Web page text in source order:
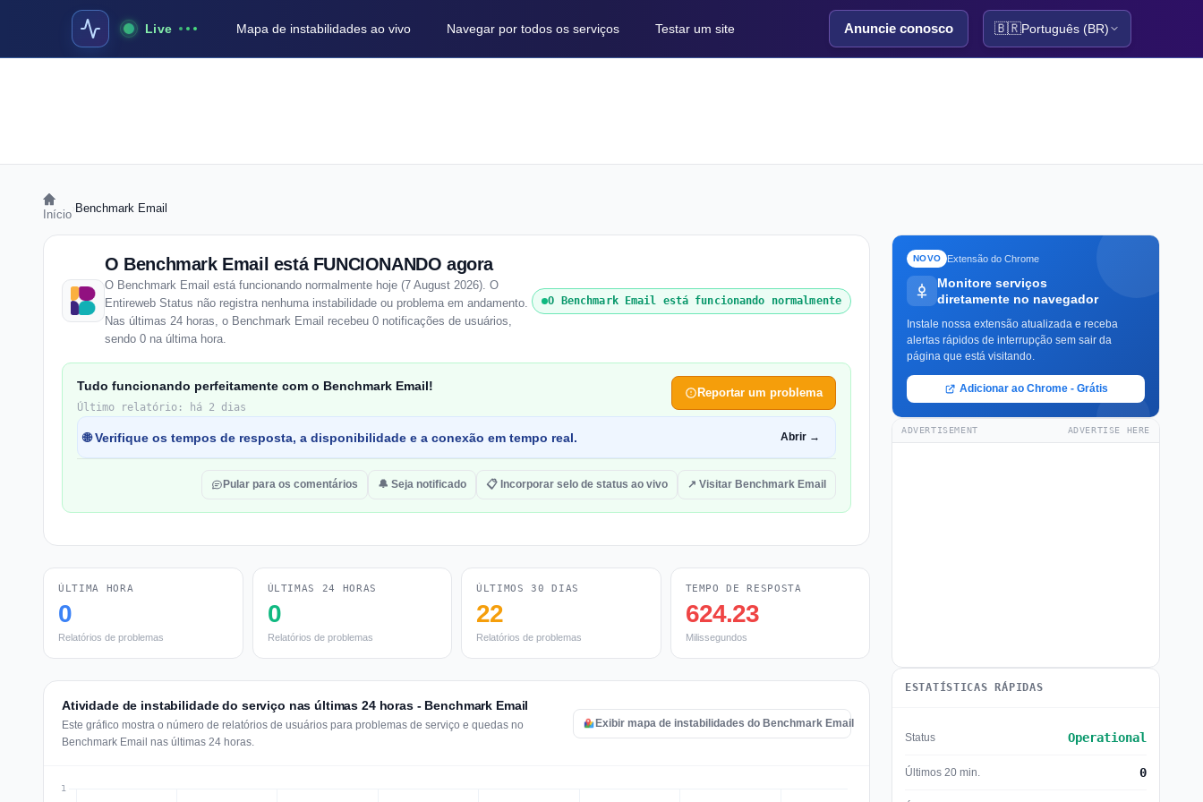
Live Mapa de instabilidades ao vivo Navegar por todos os serviços Testar um site Anuncie conosco 🇧🇷Português (BR)
Início Benchmark Email
O Benchmark Email está FUNCIONANDO agora
O Benchmark Email está funcionando normalmente hoje (7 August 2026). O
Entireweb Status não registra nenhuma instabilidade ou problema em andamento.
Nas últimas 24 horas, o Benchmark Email recebeu 0 notificações de usuários,
sendo 0 na última hora.
O Benchmark Email está funcionando normalmente
Tudo funcionando perfeitamente com o Benchmark Email!
Último relatório: há 2 dias
Reportar um problema
🌐 Verifique os tempos de resposta, a disponibilidade e a conexão em tempo real. Abrir →
Pular para os comentários 🔔 Seja notificado 📋 Incorporar selo de status ao vivo ↗ Visitar Benchmark Email
ÚLTIMA HORA
0
Relatórios de problemas
ÚLTIMAS 24 HORAS
0
Relatórios de problemas
ÚLTIMOS 30 DIAS
22
Relatórios de problemas
TEMPO DE RESPOSTA
624.23
Milissegundos
Atividade de instabilidade do serviço nas últimas 24 horas - Benchmark Email
Este gráfico mostra o número de relatórios de usuários para problemas de serviço e quedas no
Benchmark Email nas últimas 24 horas.
Exibir mapa de instabilidades do Benchmark Email
NOVO Extensão do Chrome
Monitore serviços
diretamente no navegador
Instale nossa extensão atualizada e receba
alertas rápidos de interrupção sem sair da
página que está visitando.
Adicionar ao Chrome - Grátis
ADVERTISEMENT ADVERTISE HERE
ESTATÍSTICAS RÁPIDAS
Status Operational
Últimos 20 min. 0